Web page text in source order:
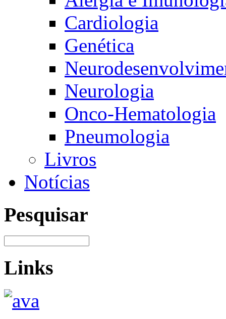
Cardiologia
Genética
Neurologia
Onco-Hematologia
Pneumologia
Livros
Notícias
Pesquisar
Links